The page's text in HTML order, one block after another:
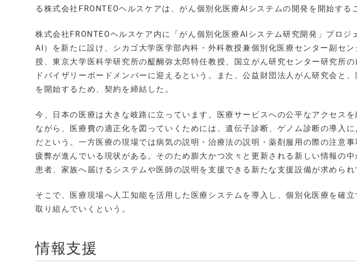
る株式会社FRONTEOヘルスケアは、がん個別化医療AIシステムの開発を開始する
株式会社FRONTEOヘルスケア内に「がん個別化医療AIシステム研究開発」プロジ
AI）を新たに設け、シカゴ大学医学部内科・外科教授兼個別化医療センター副セ
授、東京大学医科学研究所の醍醐弥太郎特任教授、国立がん研究センター研究所
ドバイザリーボードメンバーに迎えるという。また、公益財団法人がん研究会と
を開始するため、契約を締結した。
今、日本の医療は大きな岐路に立っています。医療サービスへの公平なアクセス
ながら、医療費の適正化を図っていくためには、遺伝子診断、ゲノム診断の導入
だという。一方医療の現場では病気の説明・治療法の説明・薬剤服用の際の注意
疲弊が進んでいる現状がある。そのため膨大かつ次々と更新される新しい情報の
患者、家族へ届けるシステムや医師の説明を支援できる新たな支援設備が求められ
そこで、医療現場へ人工知能を活用した医療システムを導入し、個別化医療を確
取り組んでいくという。
情報支援